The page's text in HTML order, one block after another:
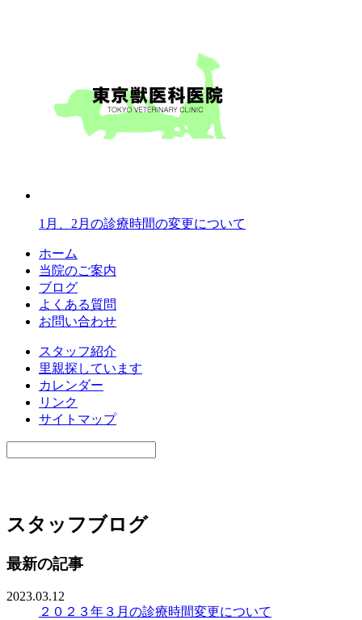
1月、2月の診療時間の変更について
ホーム
当院のご案内
ブログ
よくある質問
お問い合わせ
スタッフ紹介
里親探しています
カレンダー
リンク
サイトマップ
スタッフブログ
最新の記事
2023.03.12
２０２３年３月の診療時間変更について